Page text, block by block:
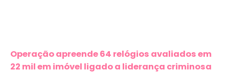
Operação apreende 64 relógios avaliados em
22 mil em imóvel ligado a liderança criminosa